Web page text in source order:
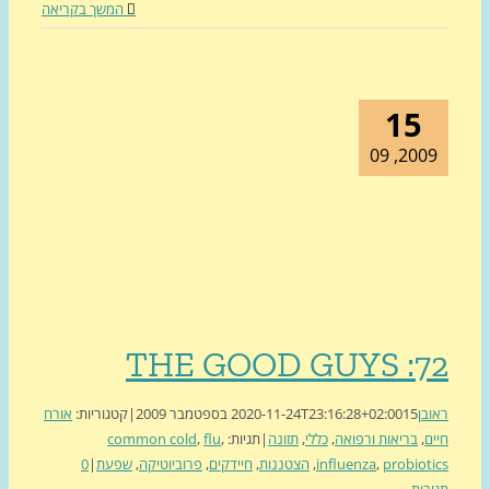
המשך בקריאה
THE GOOD GUYS
2020-11-24T23:16:28+02:00
|קטגוריות:אורח
בריאות ורפואה,כללי,תזונה|תגיות: common cold,flu,
influenza,
,הצטננות, חיידקים,פרוביוטיקה,שפעת|
0